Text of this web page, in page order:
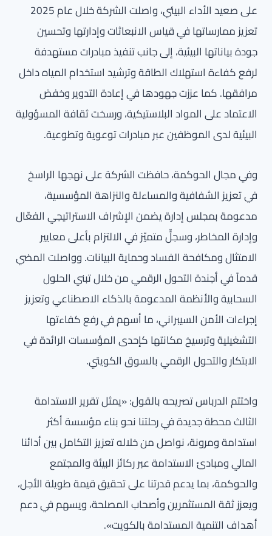
على صعيد الأداء البيئي، واصلت الشركة خلال عام 2025
تعزيز ممارساتها في قياس الانبعاثات وإدارتها وتحسين
جودة بياناتها البيئية، إلى جانب تنفيذ مبادرات مستهدفة
لرفع كفاءة استهلاك الطاقة وترشيد استخدام المياه داخل
مرافقها. كما عززت جهودها في إعادة التدوير وخفض
الاعتماد على المواد البلاستيكية، ورسخت ثقافة المسؤولية
البيئية لدى الموظفين عبر مبادرات توعوية وتطوعية.
وفي مجال الحوكمة، حافظت الشركة على نهجها الراسخ
في تعزيز الشفافية والمساءلة والنزاهة المؤسسية،
مدعومة بمجلس إدارة يضمن الإشراف الاستراتيجي الفعّال
وإدارة المخاطر، وسجلٍّ متميّز في الالتزام بأعلى معايير
الامتثال ومكافحة الفساد وحماية البيانات. وواصلت المضي
قدماً في أجندة التحول الرقمي من خلال تبني الحلول
السحابية والأنظمة المدعومة بالذكاء الاصطناعي وتعزيز
إجراءات الأمن السيبراني، ما أسهم في رفع كفاءتها
التشغيلية وترسيخ مكانتها كإحدى المؤسسات الرائدة في
الابتكار والتحول الرقمي بالسوق الكويتي.
واختتم الدرباس تصريحه بالقول: «يمثل تقرير الاستدامة
الثالث محطة جديدة في رحلتنا نحو بناء مؤسسة أكثر
استدامة ومرونة، نواصل من خلاله تعزيز التكامل بين أدائنا
المالي ومبادئ الاستدامة عبر ركائز البيئة والمجتمع
والحوكمة، بما يدعم قدرتنا على تحقيق قيمة طويلة الأجل،
ويعزز ثقة المستثمرين وأصحاب المصلحة، ويسهم في دعم
أهداف التنمية المستدامة بالكويت».